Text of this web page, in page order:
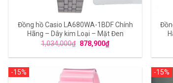
Đồng hồ Casio LA680WA-1BDF Chính
Hãng – Dây kim Loại – Mặt Đen
1,034,000₫ 878,900₫
-15% -15%